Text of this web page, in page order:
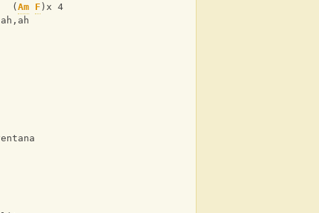
( Am F )x 4